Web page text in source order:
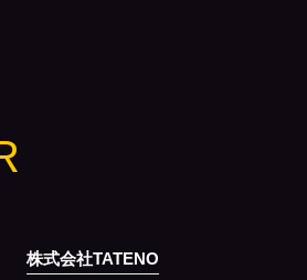
株式会社TATENO